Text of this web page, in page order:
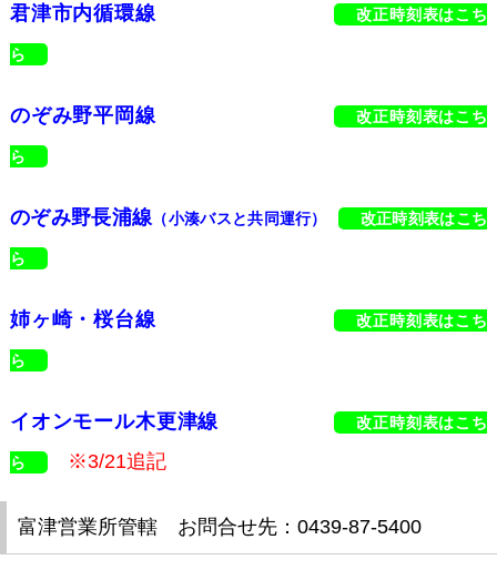
君津市内循環線 改正時刻表はこち
ら
のぞみ野平岡線 改正時刻表はこち
ら
のぞみ野長浦線 （小湊バスと共同運行） 改正時刻表はこち
ら
姉ヶ崎・桜台線 改正時刻表はこち
ら
イオンモール木更津線 改正時刻表はこち
ら ※3/21追記
富津営業所管轄 お問合せ先：0439-87-5400